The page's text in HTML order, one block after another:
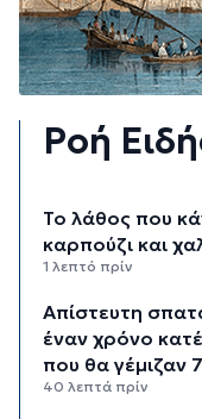
Ροή
Το λάθος που
καρπούζι και
1 λεπτό πρίν
Απίστευτη
έναν χρόνο
που θα γέμιζαν
40 λεπτά πρίν